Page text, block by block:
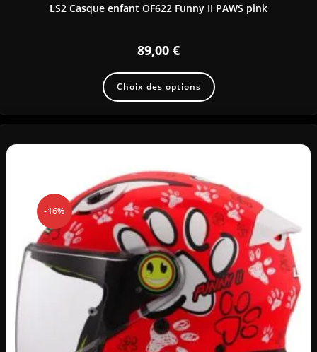
LS2 Casque enfant OF622 Funny II PAWS pink
89,00 €
Choix des options
-16%